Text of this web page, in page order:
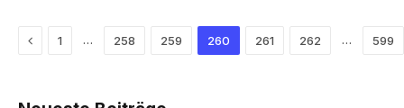
Previous
1 … 258 259 260 261 262 … 599